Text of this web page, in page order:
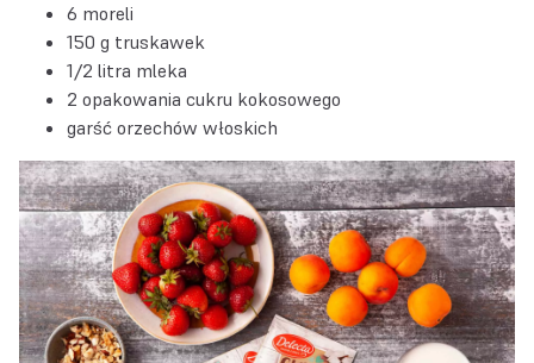
6 moreli
150 g truskawek
1/2 litra mleka
2 opakowania cukru kokosowego
garść orzechów włoskich